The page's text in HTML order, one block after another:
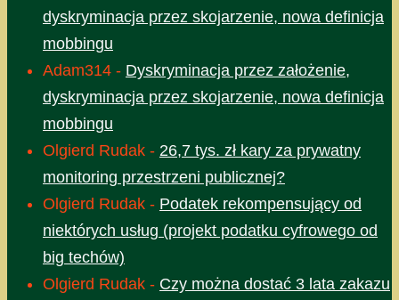
dyskryminacja przez skojarzenie, nowa definicja
mobbingu
Adam314 - Dyskryminacja przez założenie,
dyskryminacja przez skojarzenie, nowa definicja
mobbingu
Olgierd Rudak - 26,7 tys. zł kary za prywatny
monitoring przestrzeni publicznej?
Olgierd Rudak - Podatek rekompensujący od
niektórych usług (projekt podatku cyfrowego od
big techów)
Olgierd Rudak - Czy można dostać 3 lata zakazu